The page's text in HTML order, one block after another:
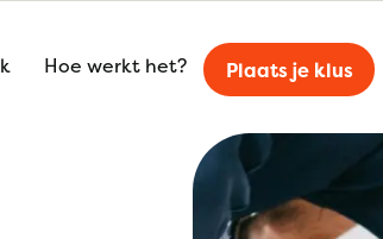
Hoe werkt het? Plaats je klus